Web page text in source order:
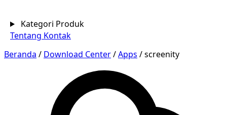
Kategori Produk
Tentang Kontak
Beranda / Download Center/Apps /screenity